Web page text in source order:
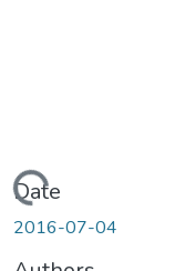
Loading...
Date
2016-07-04